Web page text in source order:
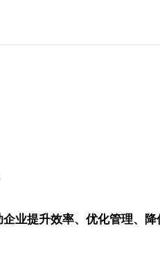
业提升效率、优化管理、降